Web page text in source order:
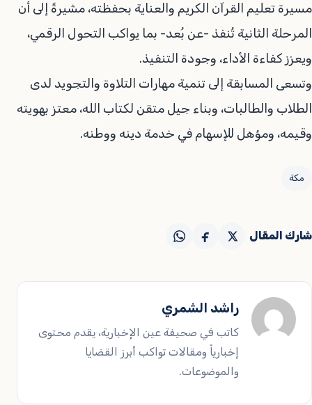
مسيرة تعليم القرآن الكريم والعناية بحفظته، مشيرةً إلى أن
المرحلة الثانية تُنفذ -عن بُعد- بما يواكب التحول الرقمي،
ويعزز كفاءة الأداء، وجودة التنفيذ.
وتسعى المسابقة إلى تنمية مهارات التلاوة والتجويد لدى
الطلاب والطالبات، وبناء جيل متقن لكتاب الله، معتز بهويته
وقيمه، ومؤهل للإسهام في خدمة دينه ووطنه.
مكة
شارك المقال
راشد الشمري
كاتب في صحيفة عين الإخبارية، يقدم محتوى
إخبارياً ومقالات تواكب أبرز القضايا
والموضوعات.